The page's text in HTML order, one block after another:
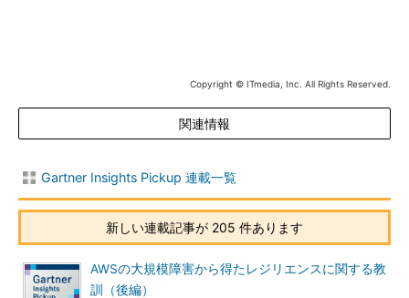
Copyright © ITmedia, Inc. All Rights Reserved.
関連情報
Gartner Insights Pickup 連載一覧
新しい連載記事が 205 件あります
AWSの大規模障害から得たレジリエンスに関する教
訓（後編）